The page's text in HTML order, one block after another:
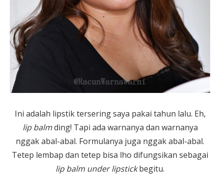
Ini adalah lipstik tersering saya pakai tahun lalu. Eh,
lip balmding! Tapi ada warnanya dan warnanya
nggak abal-abal. Formulanya juga nggak abal-abal.
Tetep lembap dan tetep bisa lho difungsikan sebagai
lip balm under lipstickbegitu.